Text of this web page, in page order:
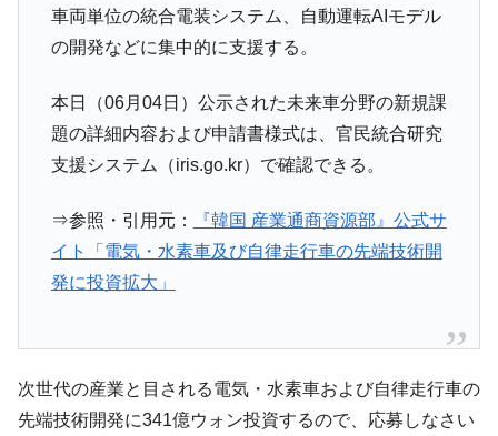
Fact1 平成仮面ライダーの意外すぎるモチーフとは？
Fact1
発表から2日で大崩壊、鳴かず飛ばずに終わりそう
Fact1
日本人マスターズ挑戦の歴史。松山以前に最高位
だった選手とは？
Fact1
甲子園通算本塁打、最多の清原に次いで多く打っ
Fact1 セレクトセールの高額取引馬が稼いだ金額とは？
車両単位の統合電装システム、自動運転AIモデル
の開発などに集中的に支援する。
本日（06月04日）公示された未来車分野の新規課
題の詳細内容および申請書様式は、官民統合研究
支援システム（iris.go.kr）で確認できる。
⇒参照・引用元：
『韓国 産業通商資源部』公式サ
イト「電気・水素車及び自律走行車の先端技術開
発に投資拡大」
次世代の産業と目される電気・水素車および自律走行車の
先端技術開発に341億ウォン投資するので、応募しなさい